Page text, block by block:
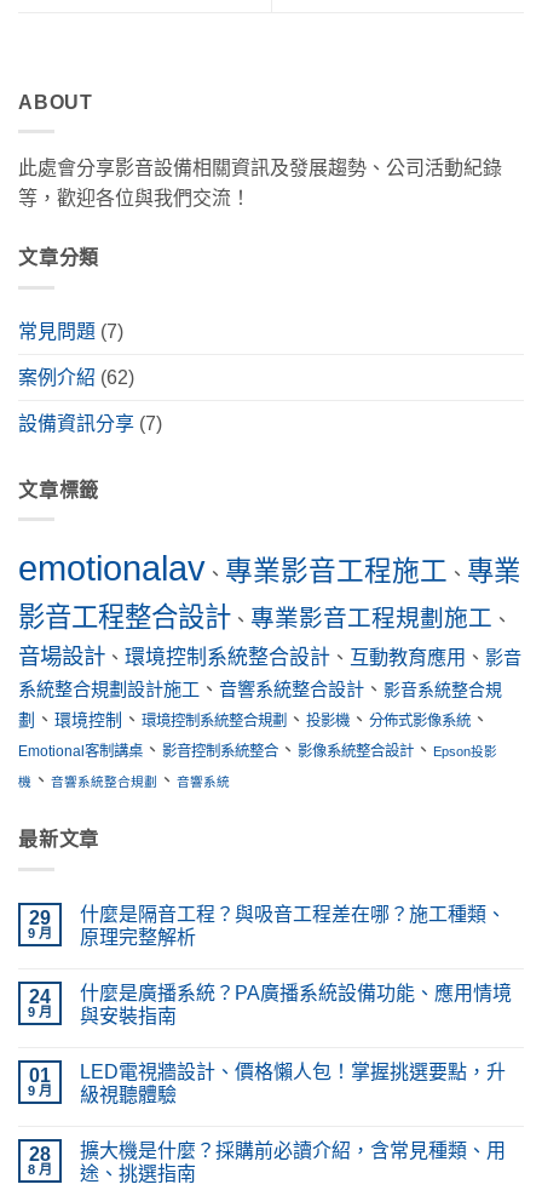
ABOUT
此處會分享影音設備相關資訊及發展趨勢、公司活動紀錄
等，歡迎各位與我們交流！
文章分類
常見問題 (7)
案例介紹 (62)
設備資訊分享 (7)
文章標籤
emotionalav 、 專業影音工程施工 、 專業
影音工程整合設計 、 專業影音工程規劃施工 、
音場設計 、 環境控制系統整合設計 、 互動教育應用 、 影音
系統整合規劃設計施工 、 音響系統整合設計 、 影音系統整合規
劃 、 環境控制 、 環境控制系統整合規劃 、 投影機 、 分佈式影像系統 、
Emotional客制講桌 、 影音控制系統整合 、 影像系統整合設計 、 Epson投影
機 、 音響系統整合規劃 、 音響系統
最新文章
29
9 月
什麼是隔音工程？與吸音工程差在哪？施工種類、
原理完整解析
麼
是
隔
程？
與
吸
程
差
在
留
言
24
9 月
什麼是廣播系統？PA廣播系統設備功能、應用情境
與安裝指南
是
廣
統？
PA
廣
言
01
9 月
LED電視牆設計、價格懶人包！掌握挑選要點，升
級視聽體驗
電
視
牆
留
言
28
8 月
擴大機是什麼？採購前必讀介紹，含常見種類、用
途、挑選指南